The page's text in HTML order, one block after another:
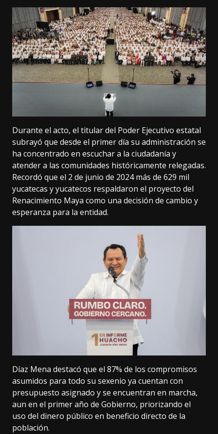
Durante el acto, el titular del Poder Ejecutivo estatal
subrayó que desde el primer día su administración se
ha concentrado en escuchar a la ciudadanía y
atender a las comunidades históricamente relegadas.
Recordó que el 2 de junio de 2024 más de 629 mil
yucatecas y yucatecos respaldaron el proyecto del
Renacimiento Maya como una decisión de cambio y
esperanza para la entidad.
Díaz Mena destacó que el 87% de los compromisos
asumidos para todo su sexenio ya cuentan con
presupuesto asignado y se encuentran en marcha,
aun en el primer año de Gobierno, priorizando el
uso del dinero público en beneficio directo de la
población.